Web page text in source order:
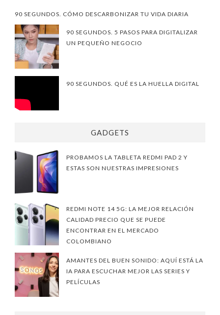
90 SEGUNDOS. CÓMO DESCARBONIZAR TU VIDA DIARIA
90 SEGUNDOS. 5 PASOS PARA DIGITALIZAR
UN PEQUEÑO NEGOCIO
90 SEGUNDOS. QUÉ ES LA HUELLA DIGITAL
GADGETS
PROBAMOS LA TABLETA REDMI PAD 2 Y
ESTAS SON NUESTRAS IMPRESIONES
REDMI NOTE 14 5G: LA MEJOR RELACIÓN
CALIDAD PRECIO QUE SE PUEDE
ENCONTRAR EN EL MERCADO
COLOMBIANO
AMANTES DEL BUEN SONIDO: AQUÍ ESTÁ LA
IA PARA ESCUCHAR MEJOR LAS SERIES Y
PELÍCULAS